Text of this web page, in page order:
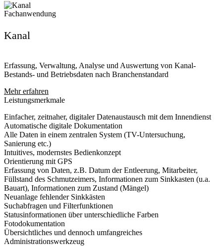
Fachanwendung
Kanal
Erfassung, Verwaltung, Analyse und Auswertung von Kanal-
Bestands- und Betriebsdaten nach Branchenstandard
Mehr erfahren
Leistungsmerkmale
Einfacher, zeitnaher, digitaler Datenaustausch mit dem Innendienst
Automatische digitale Dokumentation
Alle Daten in einem zentralen System (TV-Untersuchung,
Sanierung etc.)
Intuitives, modernstes Bedienkonzept
Orientierung mit GPS
Erfassung von Daten, z.B. Datum der Entleerung, Mitarbeiter,
Füllstand des Schmutzeimers, Informationen zum Sinkkasten (u.a.
Bauart), Informationen zum Zustand (Mängel)
Neuanlage fehlender Sinkkästen
Suchabfragen und Filterfunktionen
Statusinformationen über unterschiedliche Farben
Fotodokumentation
Übersichtliches und dennoch umfangreiches
Administrationswerkzeug